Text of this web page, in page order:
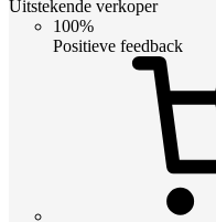
Uitstekende verkoper
100%
Positieve feedback